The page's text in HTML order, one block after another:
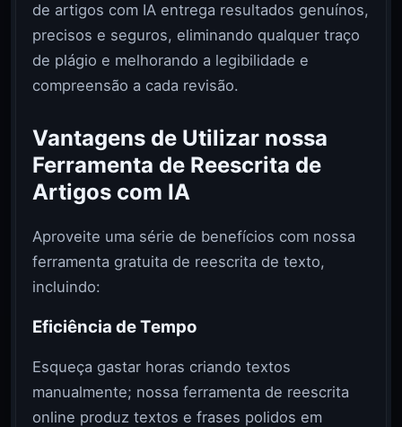
de artigos com IA entrega resultados genuínos,
precisos e seguros, eliminando qualquer traço
de plágio e melhorando a legibilidade e
compreensão a cada revisão.
Vantagens de Utilizar nossa
Ferramenta de Reescrita de
Artigos com IA
Aproveite uma série de benefícios com nossa
ferramenta gratuita de reescrita de texto,
incluindo:
Eficiência de Tempo
Esqueça gastar horas criando textos
manualmente; nossa ferramenta de reescrita
online produz textos e frases polidos em